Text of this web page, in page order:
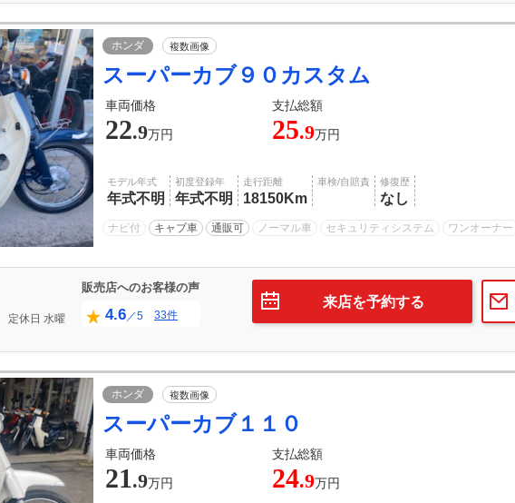
ホンダ 複数画像
スーパーカブ９０カスタム
車両価格 支払総額
22.9万円 25.9万円
モデル年式
年式不明
初度登録年
年式不明
走行距離
18150Km
車検/自賠責 修復歴
なし
ナビ付 キャブ車 通販可 ノーマル車 セキュリティシステム ワンオーナー
定休日 水曜
販売店へのお客様の声
4.6／5 33件
来店を予約する
ホンダ 複数画像
スーパーカブ１１０
車両価格 支払総額
21.9万円 24.9万円